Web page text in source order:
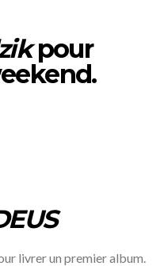
pour
livrer un premier album.